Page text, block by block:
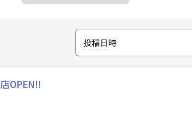
投稿日時
OPEN!!